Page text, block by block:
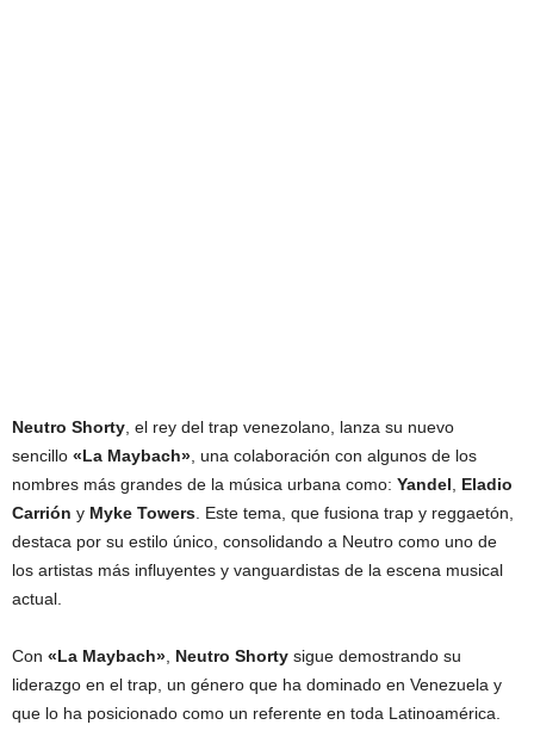
Neutro Shorty , el rey del trap venezolano, lanza su nuevo
sencillo «La Maybach» , una colaboración con algunos de los
nombres más grandes de la música urbana como: Yandel
Eladio
Carrión y Myke Towers . Este tema, que fusiona trap y reggaetón,
destaca por su estilo único, consolidando a Neutro como uno de
los artistas más influyentes y vanguardistas de la escena musical
actual.
Con «La Maybach» Neutro Shorty sigue demostrando su
liderazgo en el trap, un género que ha dominado en Venezuela y
que lo ha posicionado como un referente en toda Latinoamérica.